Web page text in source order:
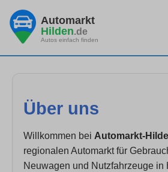
Automarkt
Hilden.de
Autos einfach finden
Über uns
Willkommen bei Automarkt-
regionalen Automarkt für
Neuwagen und Nutzfahrzeuge in